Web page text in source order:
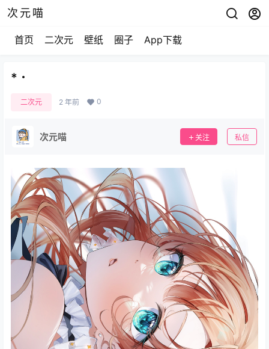
次元喵
首页 二次元 壁纸 圈子 App下载
* ･
二次元 2 年前 0
次元喵 关注 私信